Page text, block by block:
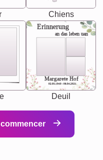
Chiens
Erinnerung
an das leben uan
Margarete Hof
02.05.1940 - 08.04.2021
Deuil